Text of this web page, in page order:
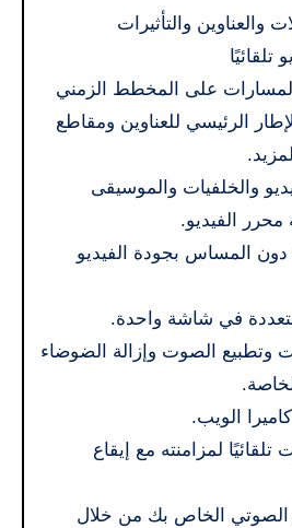
والعناوين والتأثيرات
تلقائيًا
على المخطط الزمني
الرئيسي للعناوين ومقاطع
والخلفيات والموسيقى
الفيديو.
دون المساس بجودة الفيديو
في شاشة واحدة.
الصوت وإزالة الضوضاء
الويب.
لمزامنته مع إيقاع
الصوتي الخاص بك من خلال